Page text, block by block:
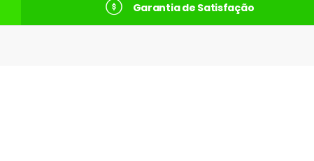
Garantia de Satisfação